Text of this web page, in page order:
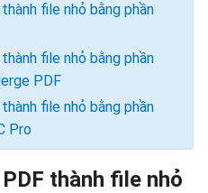
file nhỏ bằng phần
file nhỏ bằng phần
PDF
file nhỏ bằng phần
Pro
thành file nhỏ